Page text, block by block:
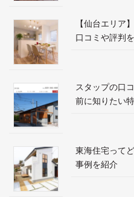
【仙台エリア
口コミや評判
スタップの口
前に知りたい
東海住宅って
事例を紹介